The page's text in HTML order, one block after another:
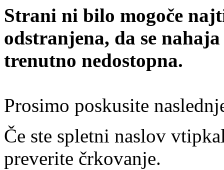
Strani ni bilo mogoče
odstranjena, da se
trenutno nedostopna.
Prosimo poskusite
Če ste spletni naslov
preverite črkovanje.